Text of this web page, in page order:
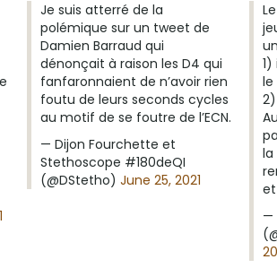
Je suis atterré de la
polémique sur un tweet de
Damien Barraud qui
dénonçait à raison les D4 qui
fanfaronnaient de n’avoir rien
foutu de leurs seconds cycles
au motif de se foutre de l’ECN.
— Dijon Fourchette et
Stethoscope #180deQI
(@DStetho) June 25, 2021
le
la
—